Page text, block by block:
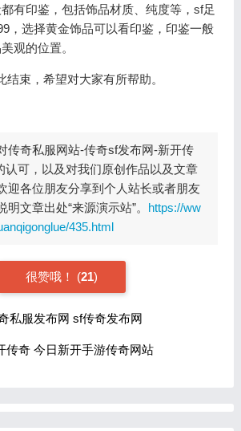
有印鉴，包括饰品材质、纯度等，sf足
，选择黄金饰品可以看印鉴，印鉴一般
观的位置。
结束，希望对大家有所帮助。
传奇私服网站-传奇sf发布网-新开传
认可，以及对我们原创作品以及文章
迎各位朋友分享到个人站长或者朋友
明文章出处“来源演示站”。 https://ww
435.html
很赞哦！ (21)
私服发布网 sf传奇发布网
传奇 今日新开手游传奇网站